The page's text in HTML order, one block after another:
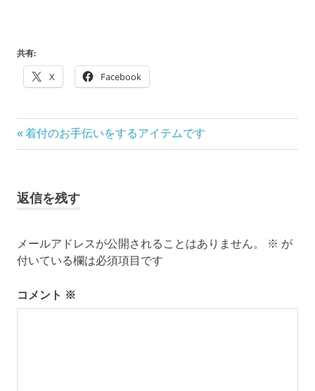
な
る
ブ
で
共有:
X Facebook
投
ナ
ゲ
ー
シ
前
の
着付のお手伝いをするアイテムです
返信を残す
メールアドレスが公開されることはありません。 ※ が
付いている欄は必須項目です
コメント ※